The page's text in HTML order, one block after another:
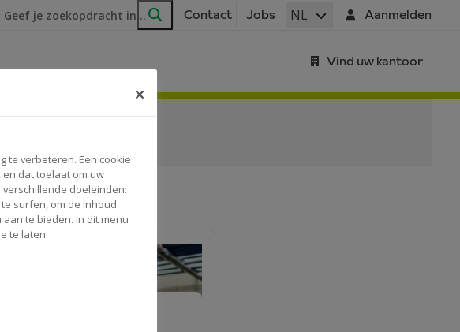
Ik ben op zoek naar
Zoeken
Contact Jobs NL Aanmelden
Vind uw kantoor
te verbeteren. Een cookie
dat toelaat om uw
doeleinden:
surfen, om de inhoud
te bieden. In dit menu
te laten.